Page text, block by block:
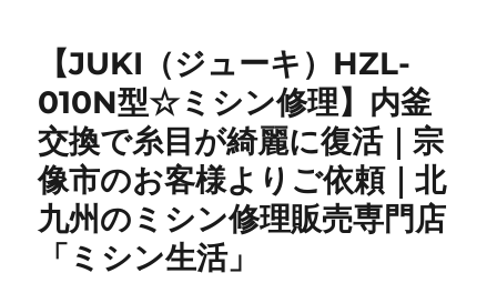
ペ
ー
ス
セ
ッ
タ
ー
修
【JUKI（ジューキ）HZL-
010N型☆ミシン修理】内釜
交換で糸目が綺麗に復活｜宗
像市のお客様よりご依頼｜北
九州のミシン修理販売専門店
「ミシン生活」